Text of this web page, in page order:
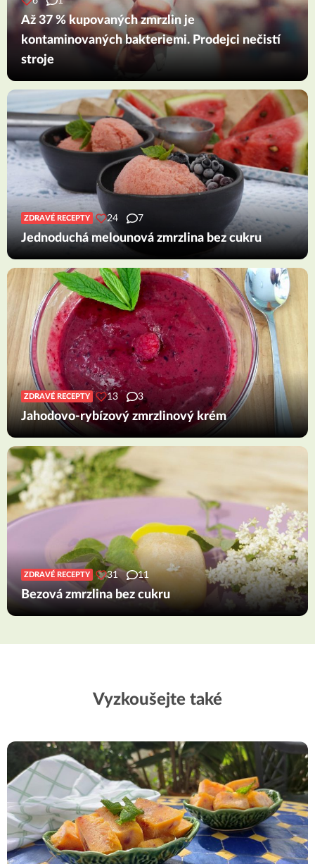
Až 37 % kupovaných zmrzlin je
kontaminovaných bakteriemi. Prodejci nečistí
stroje
ZDRAVÉ RECEPTY 24 7
Jednoduchá melounová zmrzlina bez cukru
ZDRAVÉ RECEPTY 13 3
Jahodovo-rybízový zmrzlinový krém
ZDRAVÉ RECEPTY 31 11
Bezová zmrzlina bez cukru
Vyzkoušejte také